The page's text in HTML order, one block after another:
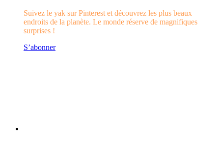
Suivez le yak sur Pinterest et découvrez les plus beaux
endroits de la planète. Le monde réserve de magnifiques
surprises !
S’abonner